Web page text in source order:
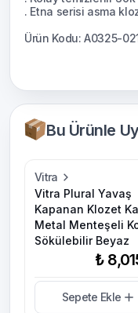
Bu Ürünle
Vitra
Vitra Plural Yavaş
Kapanan Klozet
Metal Menteşeli
Sökülebilir Beyaz
₺
Sepete Ekle
. Etna serisi asma
Ürün Kodu: A0325-